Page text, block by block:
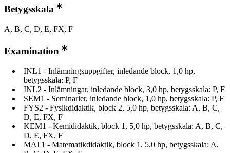
Betygsskala
A, B, C, D, E, FX, F
Examination
INL1 - Inlämningsuppgifter, inledande block, 1,0 hp,
betygsskala: P, F
INL2 - Inlämningar, inledande block, 3,0 hp, betygsskala: P, F
SEM1 - Seminarier, inledande block, 1,0 hp, betygsskala: P, F
FYS2 - Fysikdidaktik, block 2, 5,0 hp, betygsskala: A, B, C,
D, E, FX, F
KEM1 - Kemididaktik, block 1, 5,0 hp, betygsskala: A, B, C,
D, E, FX, F
MAT1 - Matematikdidaktik, block 1, 5,0 hp, betygsskala: A,